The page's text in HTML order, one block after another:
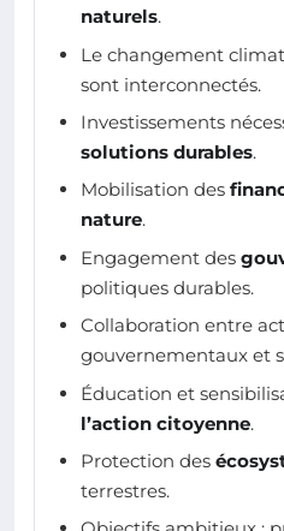
naturels.
Le changement
sont interconnectés.
Investissements
solutions durables.
Mobilisation des
nature.
Engagement des
politiques durables.
Collaboration entre
gouvernementaux et
Éducation et
l’action citoyenne.
Protection des
terrestres.